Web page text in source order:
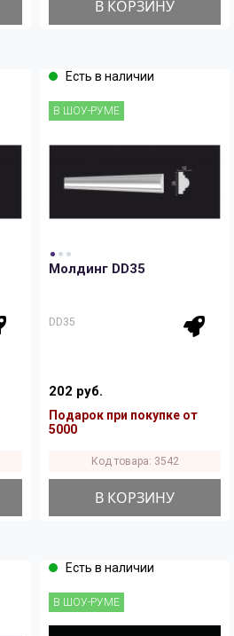
В КОРЗИНУ
Есть в наличии
В ШОУ-РУМЕ
Молдинг DD35
DD35
202 руб.
Подарок при покупке от
5000
Код товара: 3542
В КОРЗИНУ
Есть в наличии
В ШОУ-РУМЕ